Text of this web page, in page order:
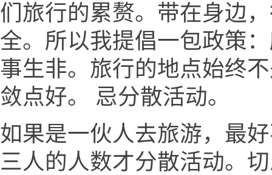
们旅行的累赘。带在身边
全。所以我提倡一包政策
事生非。旅行的地点始终
敛点好。 忌分散活动。
如果是一伙人去旅游，最
三人的人数才分散活动。